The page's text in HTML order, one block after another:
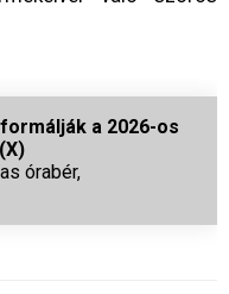
a 2026-os
órabér,